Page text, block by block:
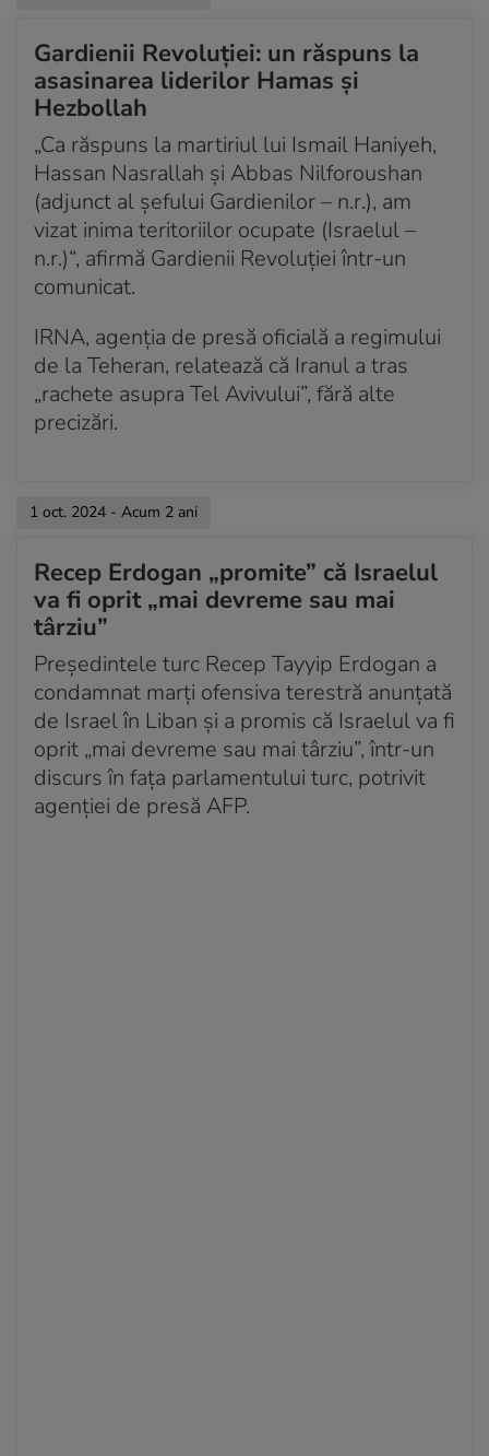
Gardienii Revoluției: un răspuns la
asasinarea liderilor Hamas şi
Hezbollah
„Ca răspuns la martiriul lui Ismail Haniyeh,
Hassan Nasrallah şi Abbas Nilforoushan
(adjunct al şefului Gardienilor – n.r.), am
vizat inima teritoriilor ocupate (Israelul –
n.r.)“, afirmă Gardienii Revoluției într-un
comunicat.
IRNA, agenţia de presă oficială a regimului
de la Teheran, relatează că Iranul a tras
„rachete asupra Tel Avivului”, fără alte
precizări.
1 oct. 2024 - Acum 2 ani
Recep Erdogan „promite” că Israelul
va fi oprit „mai devreme sau mai
târziu”
Președintele turc Recep Tayyip Erdogan a
condamnat marți ofensiva terestră anunțată
de Israel în Liban și a promis că Israelul va fi
oprit „mai devreme sau mai târziu”, într-un
discurs în fața parlamentului turc, potrivit
agenției de presă AFP.